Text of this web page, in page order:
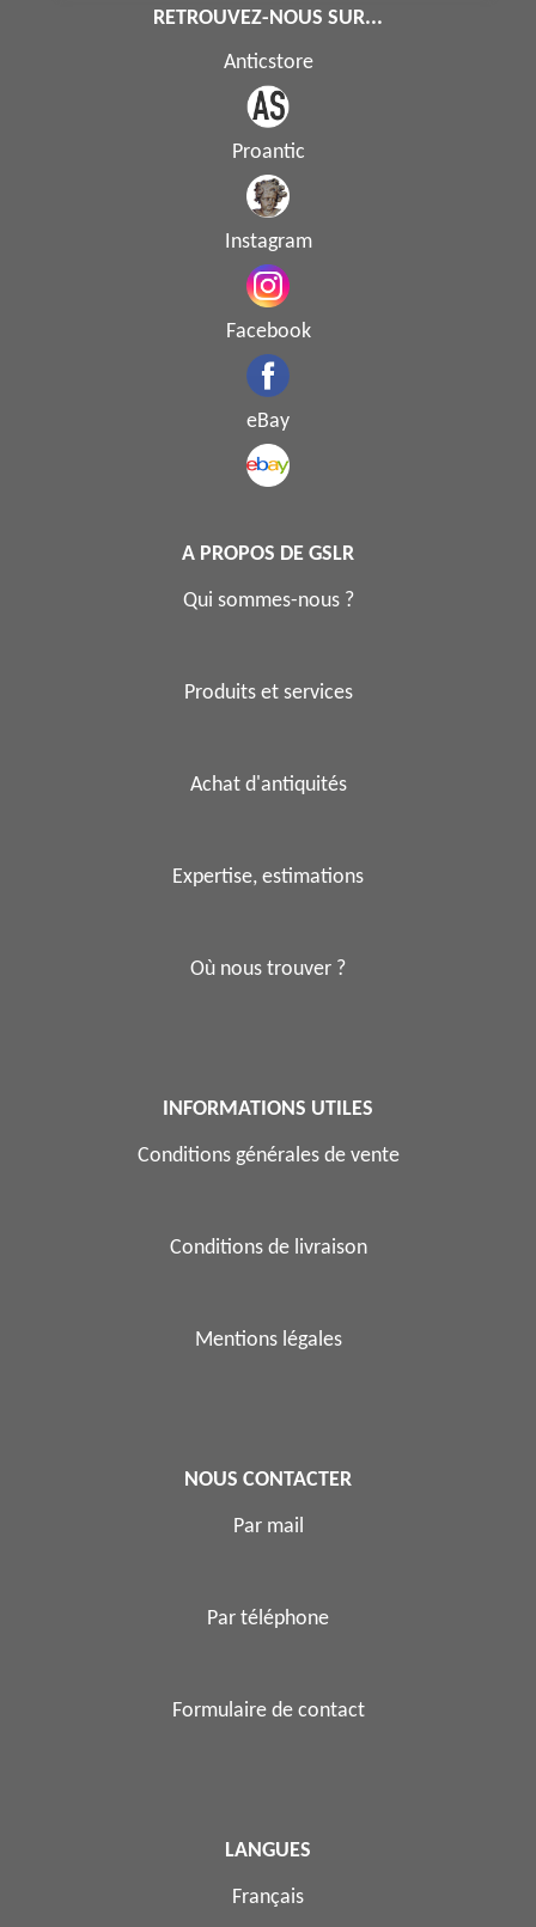
RETROUVEZ-NOUS SUR...
Anticstore
Proantic
Instagram
Facebook
eBay
A PROPOS DE GSLR
Qui sommes-nous ?
Produits et services
Achat d'antiquités
Expertise, estimations
Où nous trouver ?
INFORMATIONS UTILES
Conditions générales de vente
Conditions de livraison
Mentions légales
NOUS CONTACTER
Par mail
Par téléphone
Formulaire de contact
LANGUES
Français